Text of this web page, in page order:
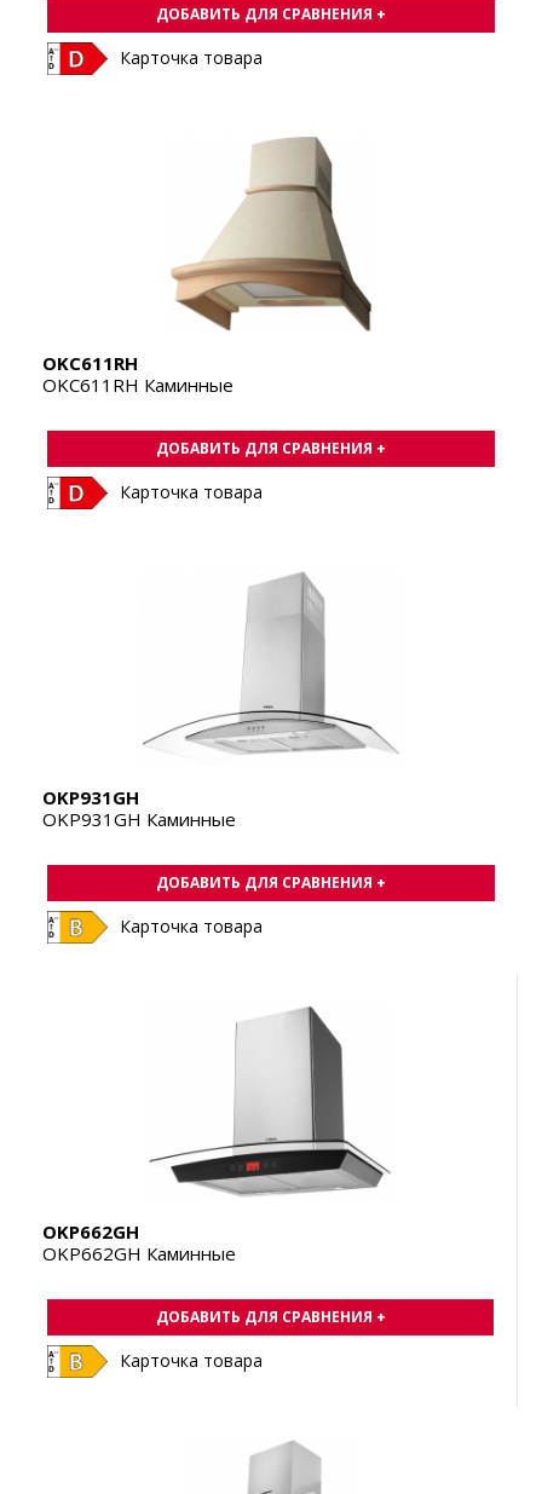
ДОБАВИТЬ ДЛЯ СРАВНЕНИЯ +
Карточка товара
OKC611RH
OKC611RH Каминные
ДОБАВИТЬ ДЛЯ СРАВНЕНИЯ +
Карточка товара
OKP931GH
OKP931GH Каминные
ДОБАВИТЬ ДЛЯ СРАВНЕНИЯ +
Карточка товара
OKP662GH
OKP662GH Каминные
ДОБАВИТЬ ДЛЯ СРАВНЕНИЯ +
Карточка товара